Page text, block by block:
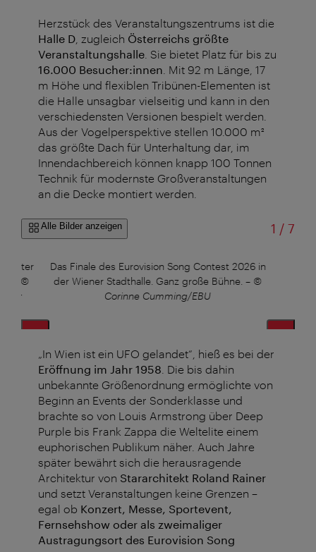
Herzstück des Veranstaltungszentrums ist die
Halle D , zugleich Österreichs größte
Veranstaltungshalle . Sie bietet Platz für bis zu
16.000 Besucher:innen . Mit 92 m Länge, 17
m Höhe und flexiblen Tribünen-Elementen ist
die Halle unsagbar vielseitig und kann in den
verschiedensten Versionen bespielt werden.
Aus der Vogelperspektive stellen 10.000 m²
das größte Dach für Unterhaltung dar, im
Innendachbereich können knapp 100 Tonnen
Technik für modernste Großveranstaltungen
an die Decke montiert werden.
Alle Bilder anzeigen 1 /von
7
©
Das Finale des Eurovision Song Contest 2026 in
der Wiener Stadthalle. Ganz große Bühne. – ©
Corinne Cumming/EBU
„In Wien ist ein UFO gelandet“, hieß es bei der
Eröffnung im Jahr 1958 . Die bis dahin
unbekannte Größenordnung ermöglichte von
Beginn an Events der Sonderklasse und
brachte so von Louis Armstrong über Deep
Purple bis Frank Zappa die Weltelite einem
euphorischen Publikum näher. Auch Jahre
später bewährt sich die herausragende
Architektur von Stararchitekt Roland Rainer
und setzt Veranstaltungen keine Grenzen –
egal ob Konzert, Messe, Sportevent,
Fernsehshow oder als zweimaliger
Austragungsort des Eurovision Song